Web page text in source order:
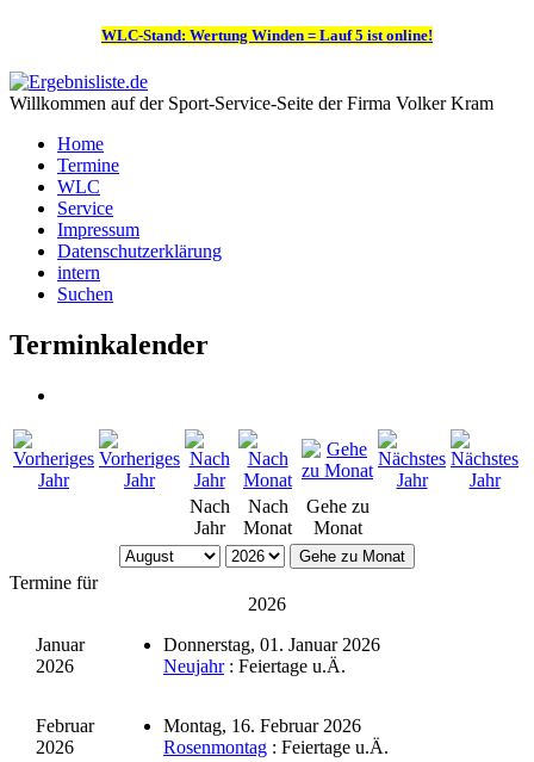
WLC-Stand: Wertung Winden = Lauf 5 ist online!
Willkommen auf der Sport-Service-Seite der Firma Volker Kram
Home
Termine
WLC
Service
Impressum
Datenschutzerklärung
intern
Suchen
Terminkalender
Nach
Jahr
Nach
Monat
Gehe zu
Monat
Gehe zu Monat
Termine für
2026
Januar
2026
Donnerstag, 01. Januar 2026
Neujahr: Feiertage u.Ä.
Februar
2026
Montag, 16. Februar 2026
Rosenmontag : Feiertage u.Ä.